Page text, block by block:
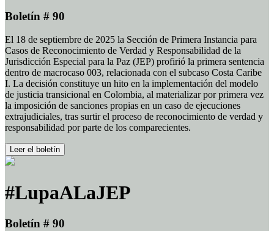
Boletín # 90
El 18 de septiembre de 2025 la Sección de Primera Instancia para
Casos de Reconocimiento de Verdad y Responsabilidad de la
Jurisdicción Especial para la Paz (JEP) profirió la primera sentencia
dentro de macrocaso 003, relacionada con el subcaso Costa Caribe
I. La decisión constituye un hito en la implementación del modelo
de justicia transicional en Colombia, al materializar por primera vez
la imposición de sanciones propias en un caso de ejecuciones
extrajudiciales, tras surtir el proceso de reconocimiento de verdad y
responsabilidad por parte de los comparecientes.
Leer el boletín
#LupaALaJEP
Boletín # 90